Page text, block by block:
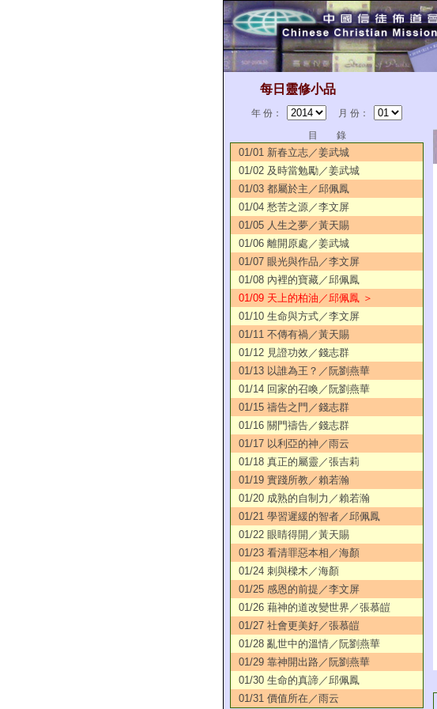
每日靈修小品
年 份：
月 份：
目 錄
01/01 新春立志／姜武城
01/02 及時當勉勵／姜武城
01/03 都屬於主／邱佩鳳
01/04 愁苦之源／李文屏
01/05 人生之夢／黃天賜
01/06 離開原處／姜武城
01/07 眼光與作品／李文屏
01/08 內裡的寶藏／邱佩鳳
01/09 天上的柏油／邱佩鳳 ＞
01/10 生命與方式／李文屏
01/11 不傳有禍／黃天賜
01/12 見證功效／錢志群
01/13 以誰為王？／阮劉燕華
01/14 回家的召喚／阮劉燕華
01/15 禱告之門／錢志群
01/16 關門禱告／錢志群
01/17 以利亞的神／雨云
01/18 真正的屬靈／張吉莉
01/19 實踐所教／賴若瀚
01/20 成熟的自制力／賴若瀚
01/21 學習遲緩的智者／邱佩鳳
01/22 眼睛得開／黃天賜
01/23 看清罪惡本相／海顏
01/24 刺與樑木／海顏
01/25 感恩的前提／李文屏
01/26 藉神的道改變世界／張慕皚
01/27 社會更美好／張慕皚
01/28 亂世中的溫情／阮劉燕華
01/29 靠神開出路／阮劉燕華
01/30 生命的真諦／邱佩鳳
01/31 價值所在／雨云